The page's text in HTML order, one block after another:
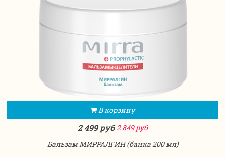
В корзину
2 499 руб2 849 руб
Бальзам МИРРАЛГИН (банка 200 мл)